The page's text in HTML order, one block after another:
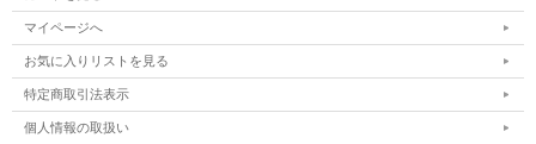
マイページへ
お気に入りリストを見る
特定商取引法表示
個人情報の取扱い